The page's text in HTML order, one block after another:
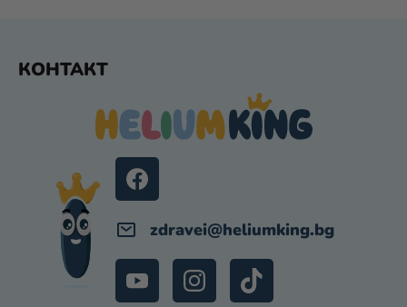
И
З
В
А
Н
Е
КОНТАКТ
zdravei@heliumking.bg